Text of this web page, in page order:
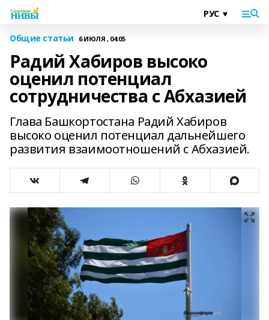
Общие статьи 6 ИЮЛЯ , 04:05
Радий Хабиров высоко
оценил потенциал
сотрудничества с Абхазией
Глава Башкортостана Радий Хабиров
высоко оценил потенциал дальнейшего
развития взаимоотношений с Абхазией.